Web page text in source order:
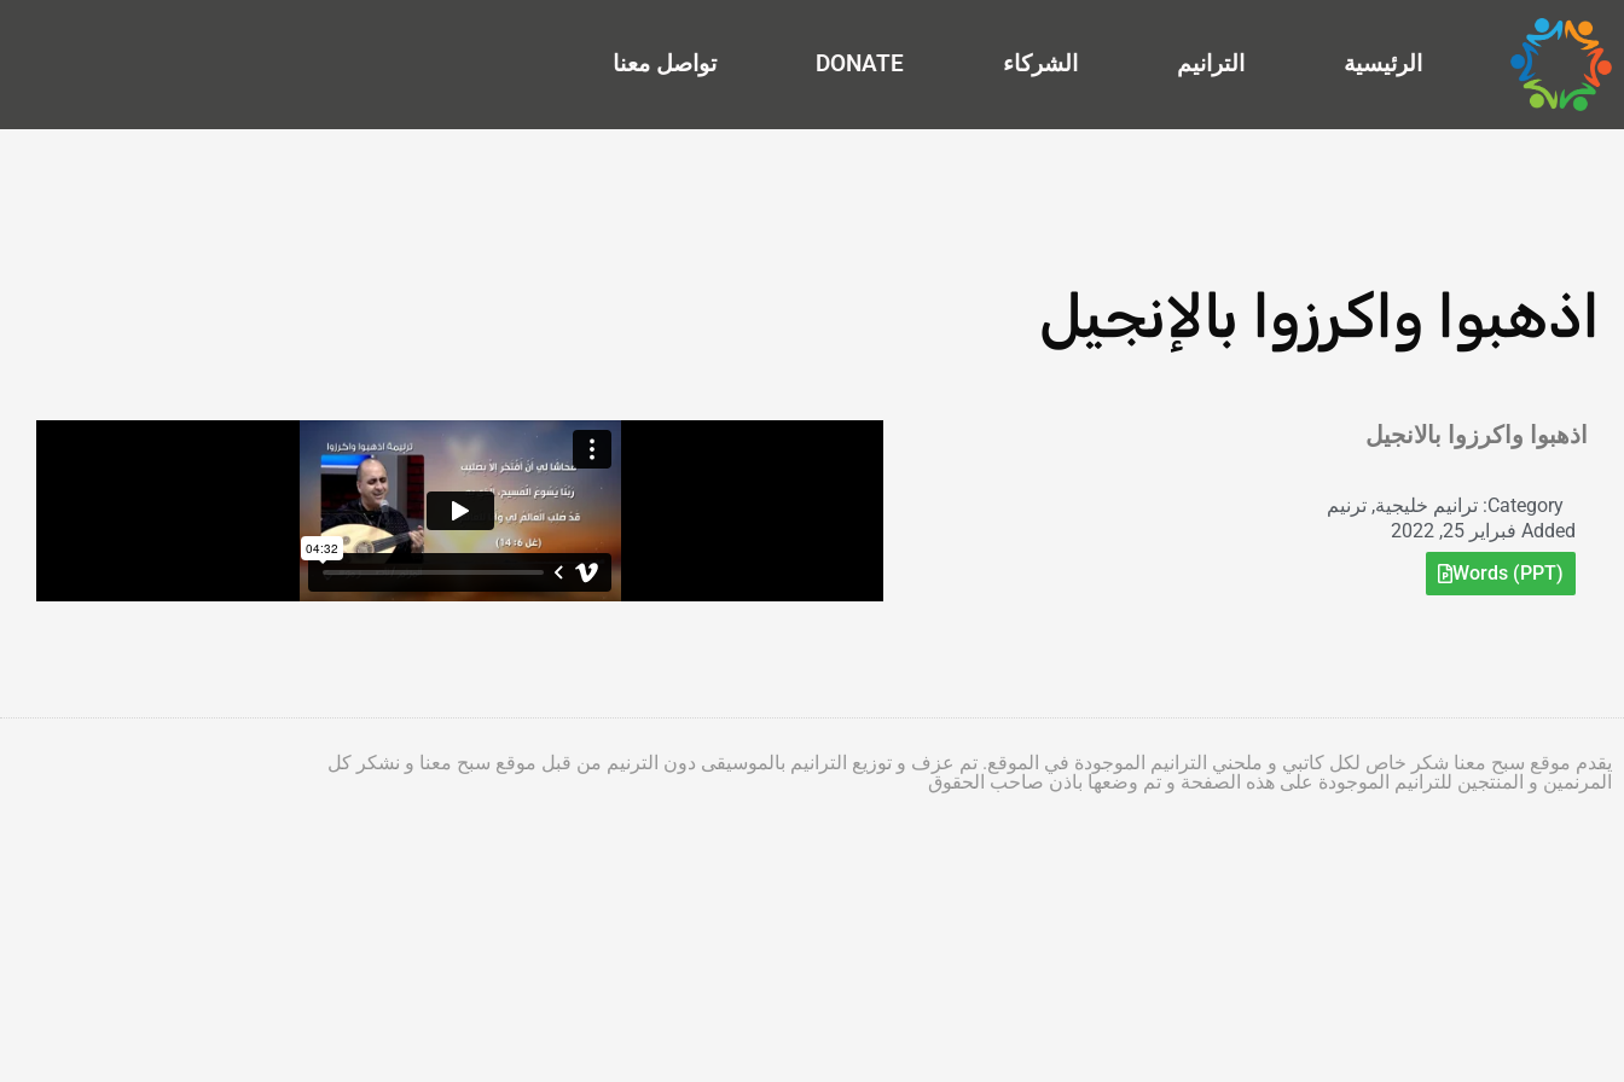
إلى
المحتوى
الرئيسية الترانيم الشركاء DONATE تواصل معنا
اذهبوا واكرزوا بالإنجيل
اذهبوا واكرزوا بالانجيل
Category: ترانيم خليجية, ترنيم
Added فبراير 25, 2022
Words (PPT)
يقدم موقع سبح معنا شكر خاص لكل كاتبي و ملحني الترانيم الموجودة في الموقع. تم عزف و توزيع الترانيم بالموسيقى دون الترنيم من قبل موقع سبح معنا و نشكر كل
المرنمين و المنتجين للترانيم الموجودة على هذه الصفحة و تم وضعها باذن صاحب الحقوق